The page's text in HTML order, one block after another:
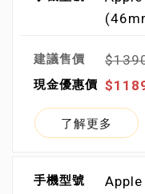
了解更多
Apple